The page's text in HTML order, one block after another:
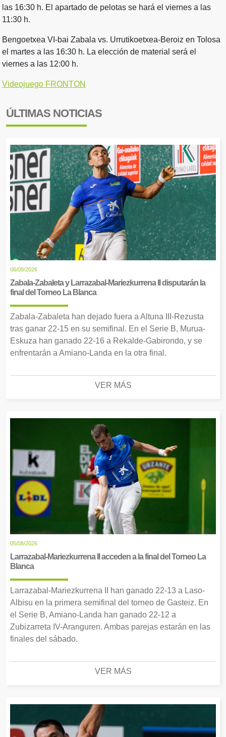
las 16:30 h. El apartado de pelotas se hará el viernes a las
11:30 h.
Bengoetxea VI-bai Zabala vs. Urrutikoetxea-Beroiz en Tolosa
el martes a las 16:30 h. La elección de material será el
viernes a las 12:00 h.
Videojuego FRONTON
ÚLTIMAS NOTICIAS
06/08/2026
Zabala-Zabaleta y Larrazabal-Mariezkurrena II disputarán la
final del Torneo La Blanca
Zabala-Zabaleta han dejado fuera a Altuna III-Rezusta
tras ganar 22-15 en su semifinal. En el Serie B, Murua-
Eskuza han ganado 22-16 a Rekalde-Gabirondo, y se
enfrentarán a Amiano-Landa en la otra final.
VER MÁS
05/08/2026
Larrazabal-Mariezkurrena II acceden a la final del Torneo La
Blanca
Larrazabal-Mariezkurrena II han ganado 22-13 a Laso-
Albisu en la primera semifinal del torneo de Gasteiz. En
el Serie B, Amiano-Landa han ganado 22-12 a
Zubizarreta IV-Aranguren. Ambas parejas estarán en las
finales del sábado.
VER MÁS